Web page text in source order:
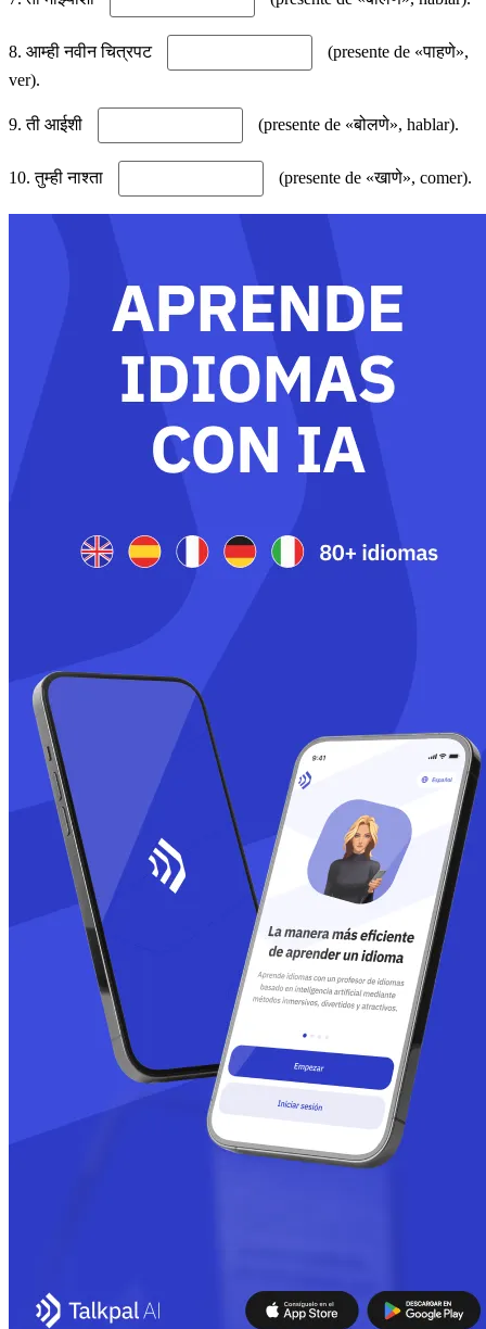
8. आम्ही नवीन चित्रपट
(presente de «पाहणे»,
ver).
9. ती आईशी (presente de «बोलणे», hablar).
10. तुम्ही नाश्ता (presente de «खाणे», comer).